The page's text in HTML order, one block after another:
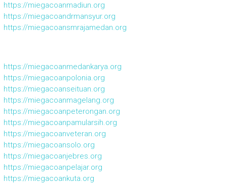
https://miegacoanmadiun.org
https://miegacoandrmansyur.org
https://miegacoansmrajamedan.org
https://miegacoanmedankarya.org
https://miegacoanpolonia.org
https://miegacoanseituan.org
https://miegacoanmagelang.org
https://miegacoanpeterongan.org
https://miegacoanpamularsih.org
https://miegacoanveteran.org
https://miegacoansolo.org
https://miegacoanjebres.org
https://miegacoanpelajar.org
https://miegacoankuta.org